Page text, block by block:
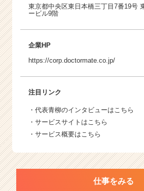
東京都中央区東日本橋三丁目7番19号
ービル9階
企業HP
https://corp.doctormate.co.jp/
注目リンク
・代表青柳のインタビューはこちら
・サービスサイトはこちら
・サービス概要はこちら
仕事をみる